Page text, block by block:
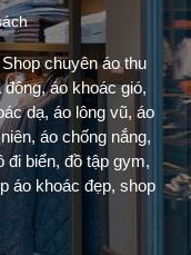
chuyên áo thu
áo khoác gió,
dạ, áo lông vũ, áo
áo chống nắng,
đi biển, đồ tập gym,
áo khoác đẹp, shop